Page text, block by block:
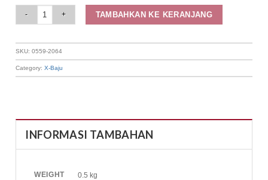
TAMBAHKAN KE KERANJANG
SKU:0559-2064
Category:X-Baju
INFORMASI TAMBAHAN
WEIGHT 0.5 kg